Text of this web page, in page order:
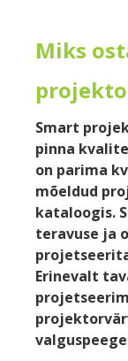
Miks
Smart
pinna
on parima
mõeldud
kataloogis.
teravuse ja
Erinevalt